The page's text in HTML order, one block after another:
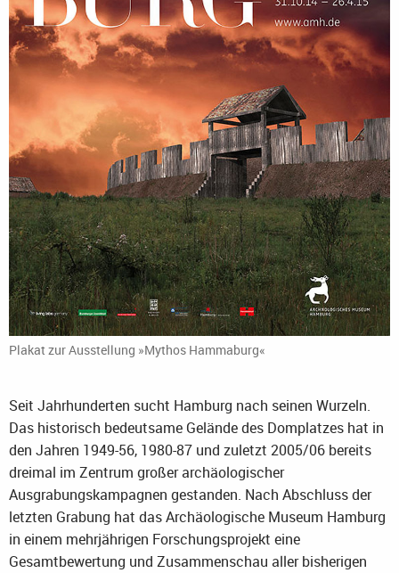
Plakat zur Ausstellung »Mythos Hammaburg«
Seit Jahrhunderten sucht Hamburg nach seinen Wurzeln.
Das historisch bedeutsame Gelände des Domplatzes hat in
den Jahren 1949-56, 1980-87 und zuletzt 2005/06 bereits
dreimal im Zentrum großer archäologischer
Ausgrabungskampagnen gestanden. Nach Abschluss der
letzten Grabung hat das Archäologische Museum Hamburg
in einem mehrjährigen Forschungsprojekt eine
Gesamtbewertung und Zusammenschau aller bisherigen